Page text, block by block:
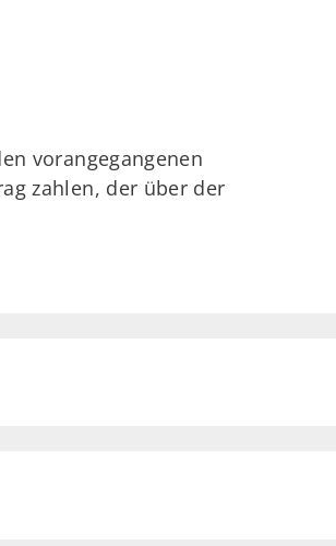
vorangegangenen
zahlen, der über der